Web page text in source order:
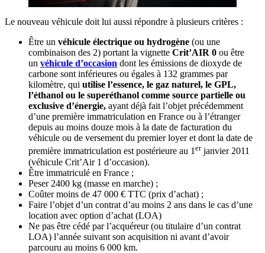
Le nouveau véhicule doit lui aussi répondre à plusieurs critères :
Être un véhicule électrique ou hydrogène (ou une
combinaison des 2) portant la vignette Crit’AIR 0 ou être
un véhicule d’occasion dont les émissions de dioxyde de
carbone sont inférieures ou égales à 132 grammes par
kilomètre, qui utilise l’essence, le gaz naturel, le GPL,
l’éthanol ou le superéthanol comme source partielle ou
exclusive d’énergie, ayant déjà fait l’objet précédemment
d’une première immatriculation en France ou à l’étranger
depuis au moins douze mois à la date de facturation du
véhicule ou de versement du premier loyer et dont la date de
première immatriculation est postérieure au 1erjanvier 2011
(véhicule Crit’Air 1 d’occasion).
Être immatriculé en France ;
Peser 2400 kg (masse en marche) ;
Coûter moins de 47 000 € TTC (prix d’achat) ;
Faire l’objet d’un contrat d’au moins 2 ans dans le cas d’une
location avec option d’achat (LOA)
Ne pas être cédé par l’acquéreur (ou titulaire d’un contrat
LOA) l’année suivant son acquisition ni avant d’avoir
parcouru au moins 6 000 km.